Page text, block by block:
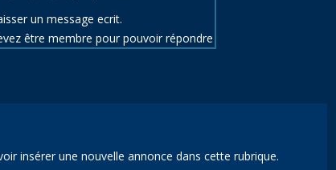
un message ecrit.
être membre pour pouvoir répondre
insérer une nouvelle annonce dans cette rubrique.